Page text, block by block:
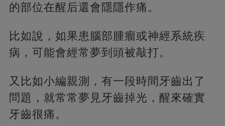
的部位在醒后還會隱隱作痛。
比如說，如果患腦部腫瘤或神經系統疾
病，可能會經常夢到頭被敲打。
又比如小編親測，有一段時間牙齒出了
問題，就常常夢見牙齒掉光，醒來確實
牙齒很痛。